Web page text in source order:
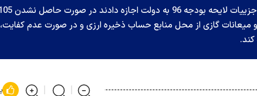
نمایندگان مجلس شورای اسلامی در ادامه رسیدگی به جزییات لایحه بودجه 96 به دولت اجازه
و میعانات گازی از محل منابع حساب ذخیره ارزی و در صورت عدم کفایت،